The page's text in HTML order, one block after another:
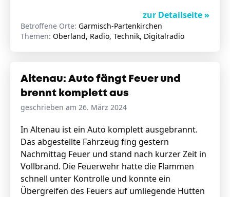
zur Detailseite »
Betroffene Orte: Garmisch-Partenkirchen
Themen: Oberland, Radio, Technik, Digitalradio
Altenau: Auto fängt Feuer und
brennt komplett aus
geschrieben am 26. März 2024
In Altenau ist ein Auto komplett ausgebrannt.
Das abgestellte Fahrzeug fing gestern
Nachmittag Feuer und stand nach kurzer Zeit in
Vollbrand. Die Feuerwehr hatte die Flammen
schnell unter Kontrolle und konnte ein
Übergreifen des Feuers auf umliegende Hütten